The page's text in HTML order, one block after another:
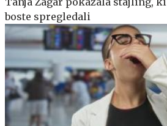
boste spregledali